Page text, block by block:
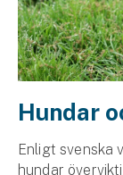
Sportfiskarna
Hundar
Enligt svenska
hundar